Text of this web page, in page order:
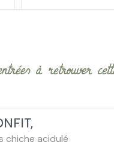
à retrouver
chiche acidulé